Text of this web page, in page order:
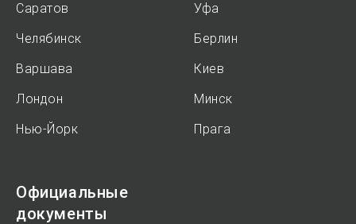
Саратов
Уфа
Челябинск
Берлин
Варшава
Киев
Лондон
Минск
Нью-Йорк
Прага
Официальные
документы